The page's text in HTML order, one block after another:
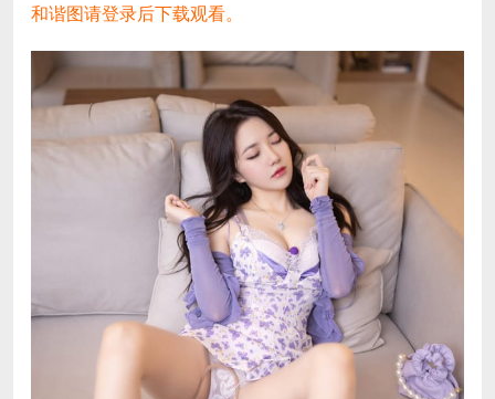
和谐图请登录后下载观看。